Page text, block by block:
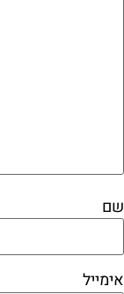
שם
אימייל